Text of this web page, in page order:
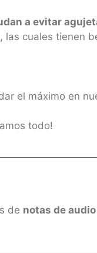
a evitar
, las cuales tienen
el máximo en
todo!
de notas de